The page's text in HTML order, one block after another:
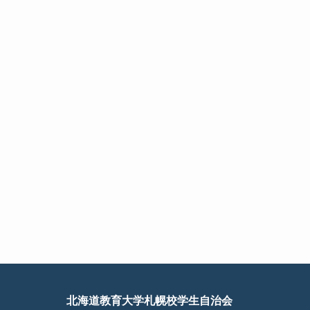
北海道教育大学札幌校学生自治会